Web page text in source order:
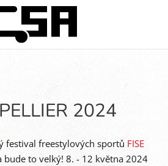
2024
festival freestylových sportů FISE
bude to velký!8. - 12 května 2024